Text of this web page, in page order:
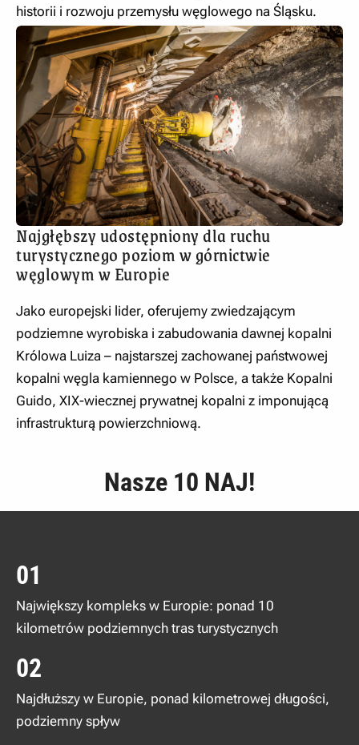
historii i rozwoju przemysłu węglowego na Śląsku.
Najgłębszy udostępniony dla ruchu
turystycznego poziom w górnictwie
węglowym w Europie
Jako europejski lider, oferujemy zwiedzającym
podziemne wyrobiska i zabudowania dawnej kopalni
Królowa Luiza – najstarszej zachowanej państwowej
kopalni węgla kamiennego w Polsce, a także Kopalni
Guido, XIX-wiecznej prywatnej kopalni z imponującą
infrastrukturą powierzchniową.
Nasze 10 NAJ!
01
Największy kompleks w Europie: ponad 10
kilometrów podziemnych tras turystycznych
02
Najdłuższy w Europie, ponad kilometrowej długości,
podziemny spływ